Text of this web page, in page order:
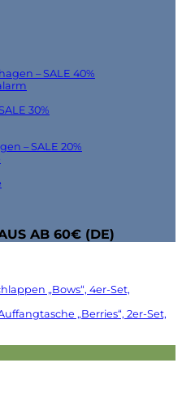
– SALE 40%
30%
– SALE 20%
AB 60€ (DE)